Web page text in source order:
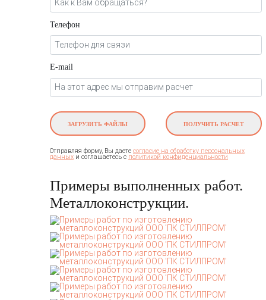
Телефон
E-mail
ЗАГРУЗИТЬ ФАЙЛЫ ПОЛУЧИТЬ РАСЧЕТ
Отправляя форму, Вы даете согласие на обработку персональных
данных и соглашаетесь c политикой конфиденциальности
Примеры выполненных работ.
Металлоконструкции.